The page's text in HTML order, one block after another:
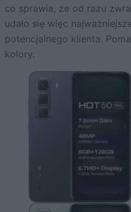
co sprawia, że od razu
udało się więc
potencjalnego klienta.
kolory.